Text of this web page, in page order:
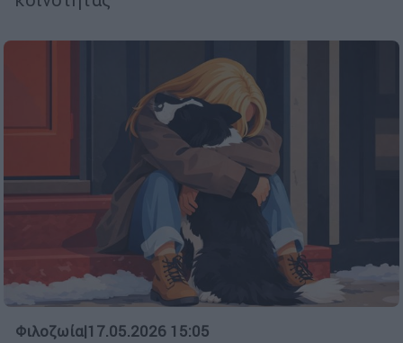
Φιλοζωία|17.05.2026 15:05